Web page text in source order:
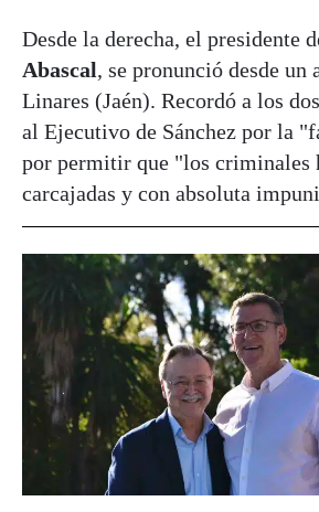
Desde la derecha, el presidente
Abascal, se pronunció desde un
Linares (Jaén). Recordó a los
al Ejecutivo de Sánchez por la
por permitir que "los criminales
carcajadas y con absoluta